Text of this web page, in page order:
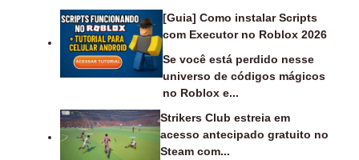
[Guia] Como instalar Scripts
com Executor no Roblox 2026
Se você está perdido nesse
universo de códigos mágicos
no Roblox e...
Strikers Club estreia em
acesso antecipado gratuito no
Steam com...